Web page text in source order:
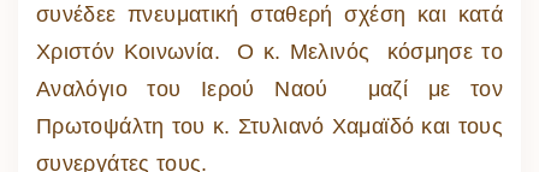
συνέδεε πνευματική σταθερή σχέση και κατά
Χριστόν Κοινωνία. Ο κ. Μελινός κόσμησε το
Αναλόγιο του Ιερού Ναού μαζί με τον
Πρωτοψάλτη του κ. Στυλιανό Χαμαϊδό και τους
συνεργάτες τους.